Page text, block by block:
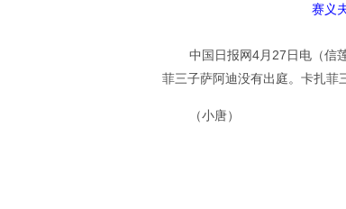
赛义
中国日报网4月27日电（信
菲三子萨阿迪没有出庭。卡扎菲
（小唐）